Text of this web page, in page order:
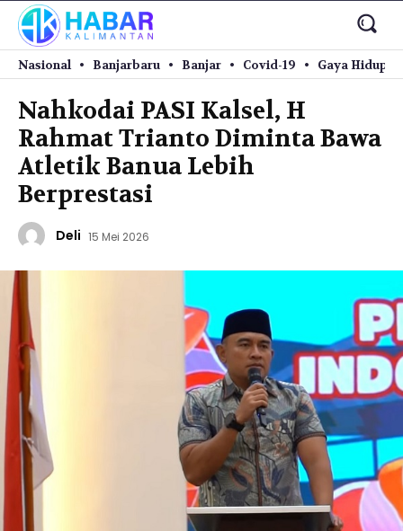
Nasional Banjarbaru Banjar Covid-19 Gaya Hidup
Nahkodai PASI Kalsel, H
Rahmat Trianto Diminta Bawa
Atletik Banua Lebih
Berprestasi
Deli 15 Mei 2026